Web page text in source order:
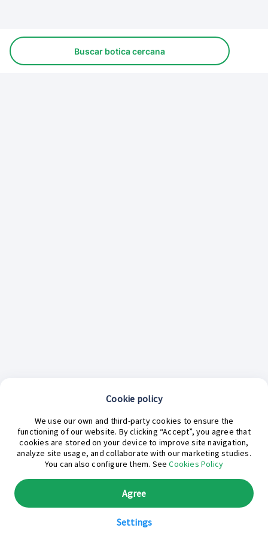
¿En qué podemos ayudarte hoy?
Buscar botica cercana
Cookie policy
We use our own and third-party cookies to ensure the
functioning of our website. By clicking “Accept”, you agree that
cookies are stored on your device to improve site navigation,
analyze site usage, and collaborate with our marketing studies.
You can also configure them. SeeCookies Policy
Settings
Agree